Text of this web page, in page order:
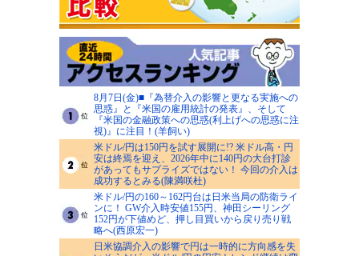
8月7日(金)■『為替介入の影響と更なる実施への
思惑』と『米国の雇用統計の発表』、そして
『米国の金融政策への思惑(利上げへの思惑に注
視)』に注目！(羊飼い)
米ドル/円は150円を試す展開に!? 米ドル高・円
安は終焉を迎え、2026年中に140円の大台打診
があってもサプライズではない！ 今回の介入は
成功するとみる(陳満咲杜)
米ドル/円の160～162円台は日米当局の防衛ライ
ンに！ GW介入時安値155円、神田シーリング
152円が下値めど、押し目買いから戻り売り戦
略へ(西原宏一)
日米協調介入の影響で円は一時的に方向感を失